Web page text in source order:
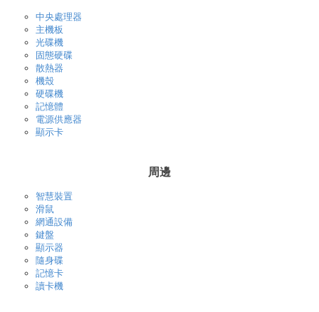
中央處理器
主機板
光碟機
固態硬碟
散熱器
機殼
硬碟機
記憶體
電源供應器
顯示卡
周邊
智慧裝置
滑鼠
網通設備
鍵盤
顯示器
隨身碟
記憶卡
讀卡機